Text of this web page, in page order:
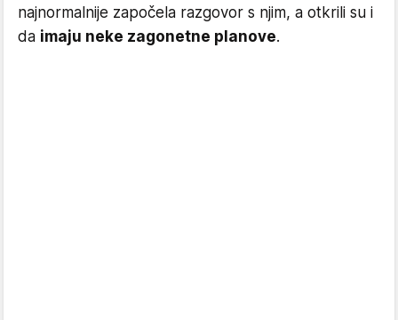
najnormalnije započela razgovor s njim, a otkrili su i
da imaju neke zagonetne planove.